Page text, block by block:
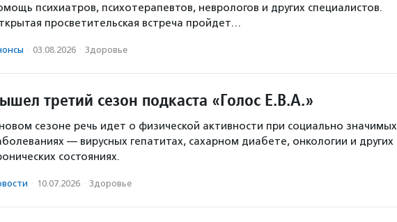
психиатров, психотерапевтов, неврологов и других специалистов.
просветительская встреча пройдет…
· 03.08.2026 · Здоровье
третий сезон подкаста «Голос Е.В.А.»
сезоне речь идет о физической активности при социально значимых
— вирусных гепатитах, сахарном диабете, онкологии и других
состояниях.
· 10.07.2026 · Здоровье